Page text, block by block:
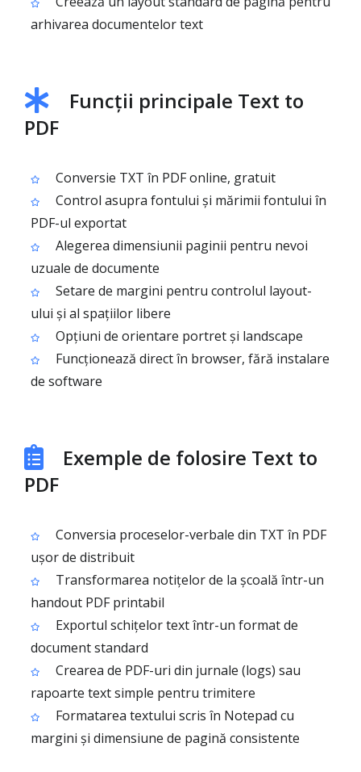
arhivarea documentelor text
Funcții principale Text to
PDF
Conversie TXT în PDF online, gratuit
Control asupra fontului și mărimii fontului în
PDF-ul exportat
Alegerea dimensiunii paginii pentru nevoi
uzuale de documente
Setare de margini pentru controlul layout-
ului și al spațiilor libere
Opțiuni de orientare portret și landscape
Funcționează direct în browser, fără instalare
de software
Exemple de folosire Text to
PDF
Conversia proceselor-verbale din TXT în PDF
ușor de distribuit
Transformarea notițelor de la școală într-un
handout PDF printabil
Exportul schițelor text într-un format de
document standard
Crearea de PDF-uri din jurnale (logs) sau
rapoarte text simple pentru trimitere
Formatarea textului scris în Notepad cu
margini și dimensiune de pagină consistente